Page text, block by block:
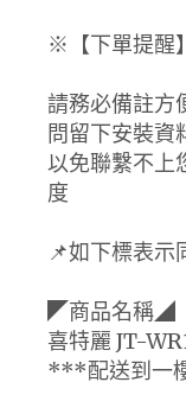
※【下單提醒
請務必備註方
問留下安裝資
以免聯繫不上
度
📌如下標表示
◤商品名稱◢
喜特麗 JT-
***配送到一